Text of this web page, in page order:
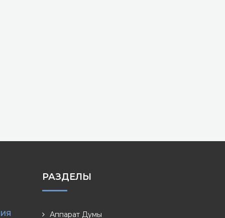
РАЗДЕЛЫ
Аппарат Думы